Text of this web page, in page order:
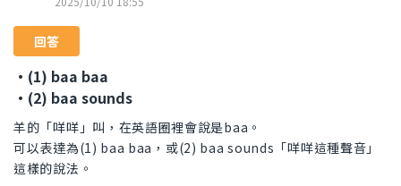
回答
・(1) baa baa
・(2) baa sounds
羊的「咩咩」叫，在英語圈裡會說是baa。
可以表達為(1) baa baa，或(2) baa sounds「咩咩這種聲音」
這樣的說法。